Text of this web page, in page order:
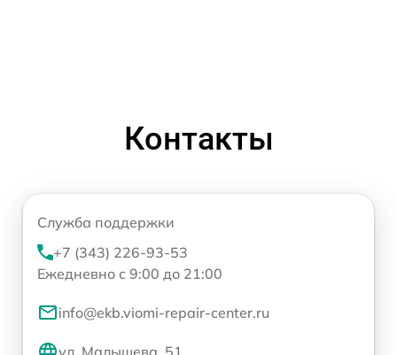
Контакты
Служба поддержки
+7 (343) 226-93-53
Ежедневно с 9:00 до 21:00
info@ekb.viomi-repair-center.ru
ул. Малышева, 51